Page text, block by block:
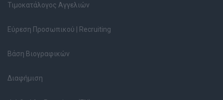
Τιμοκατάλογος Αγγελιών
Εύρεση Προσωπικού | Recruiting
Βάση Βιογραφικών
Διαφήμιση